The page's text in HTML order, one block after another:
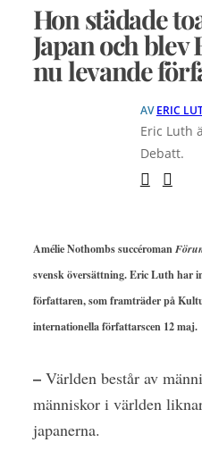
Hon städade
Japan och blev
nu levande
AVERIC
Eric Luth
Debatt.
Amélie Nothombs succéroman
svensk översättning. Eric Luth har
författaren, som framträder på
internationella författarscen 12 maj.
– Världen består av
människor i världen
japanerna.